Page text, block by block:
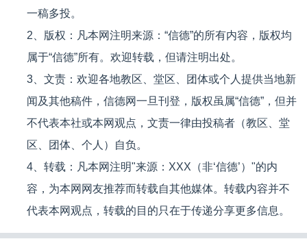
一稿多投。
2、版权：凡本网注明来源：“信德”的所有内容，版权均
属于“信德”所有。欢迎转载，但请注明出处。
3、文责：欢迎各地教区、堂区、团体或个人提供当地新
闻及其他稿件，信德网一旦刊登，版权虽属“信德”，但并
不代表本社或本网观点，文责一律由投稿者（教区、堂
区、团体、个人）自负。
4、转载：凡本网注明"来源：XXX（非‘信德’）"的内
容，为本网网友推荐而转载自其他媒体。转载内容并不
代表本网观点，转载的目的只在于传递分享更多信息。